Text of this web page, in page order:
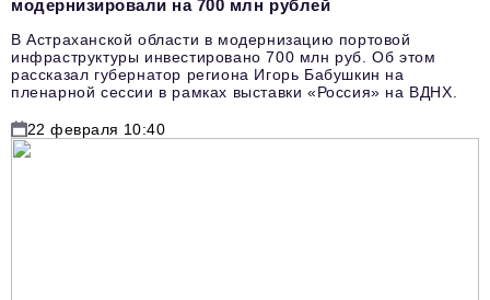
модернизировали на 700 млн рублей
В Астраханской области в модернизацию портовой
инфраструктуры инвестировано 700 млн руб. Об этом
рассказал губернатор региона Игорь Бабушкин на
пленарной сессии в рамках выставки «Россия» на ВДНХ.
22 февраля 10:40